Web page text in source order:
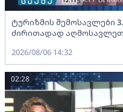
ტურიზმის შემოსავლები
ძირითადად
2026/08/06 14:32
02:28